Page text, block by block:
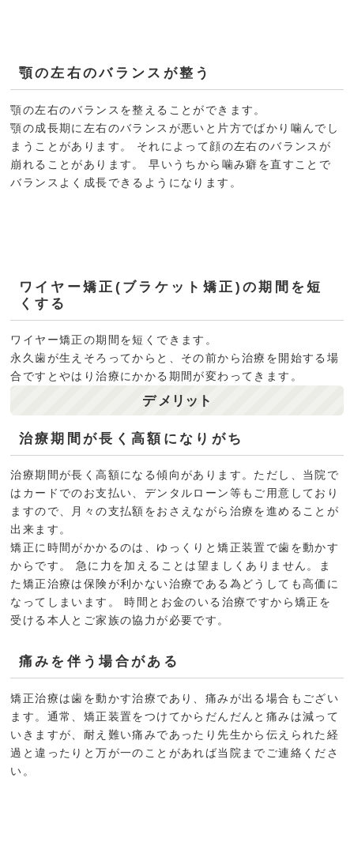
顎の左右のバランスが整う
顎の左右のバランスを整えることができます。
顎の成長期に左右のバランスが悪いと片方でばかり噛んでし
まうことがあります。 それによって顔の左右のバランスが
崩れることがあります。 早いうちから噛み癖を直すことで
バランスよく成長できるようになります。
ワイヤー矯正(ブラケット矯正)の期間を短
くする
ワイヤー矯正の期間を短くできます。
永久歯が生えそろってからと、その前から治療を開始する場
合ですとやはり治療にかかる期間が変わってきます。
デ メリット
治療期間が長く高額になりがち
治療期間が長く高額になる傾向があります。ただし、当院で
はカードでのお支払い、デンタルローン等もご用意しており
ますので、月々の支払額をおさえながら治療を進めることが
出来ます。
矯正に時間がかかるのは、ゆっくりと矯正装置で歯を動かす
からです。 急に力を加えることは望ましくありません。ま
た矯正治療は保険が利かない治療である為どうしても高価に
なってしまいます。 時間とお金のいる治療ですから矯正を
受ける本人とご家族の協力が必要です。
痛みを伴う場合がある
矯正治療は歯を動かす治療であり、痛みが出る場合もござい
ます。通常、矯正装置をつけてからだんだんと痛みは減って
いきますが、耐え難い痛みであったり先生から伝えられた経
過と違ったりと万が一のことがあれば当院までご連絡くださ
い。